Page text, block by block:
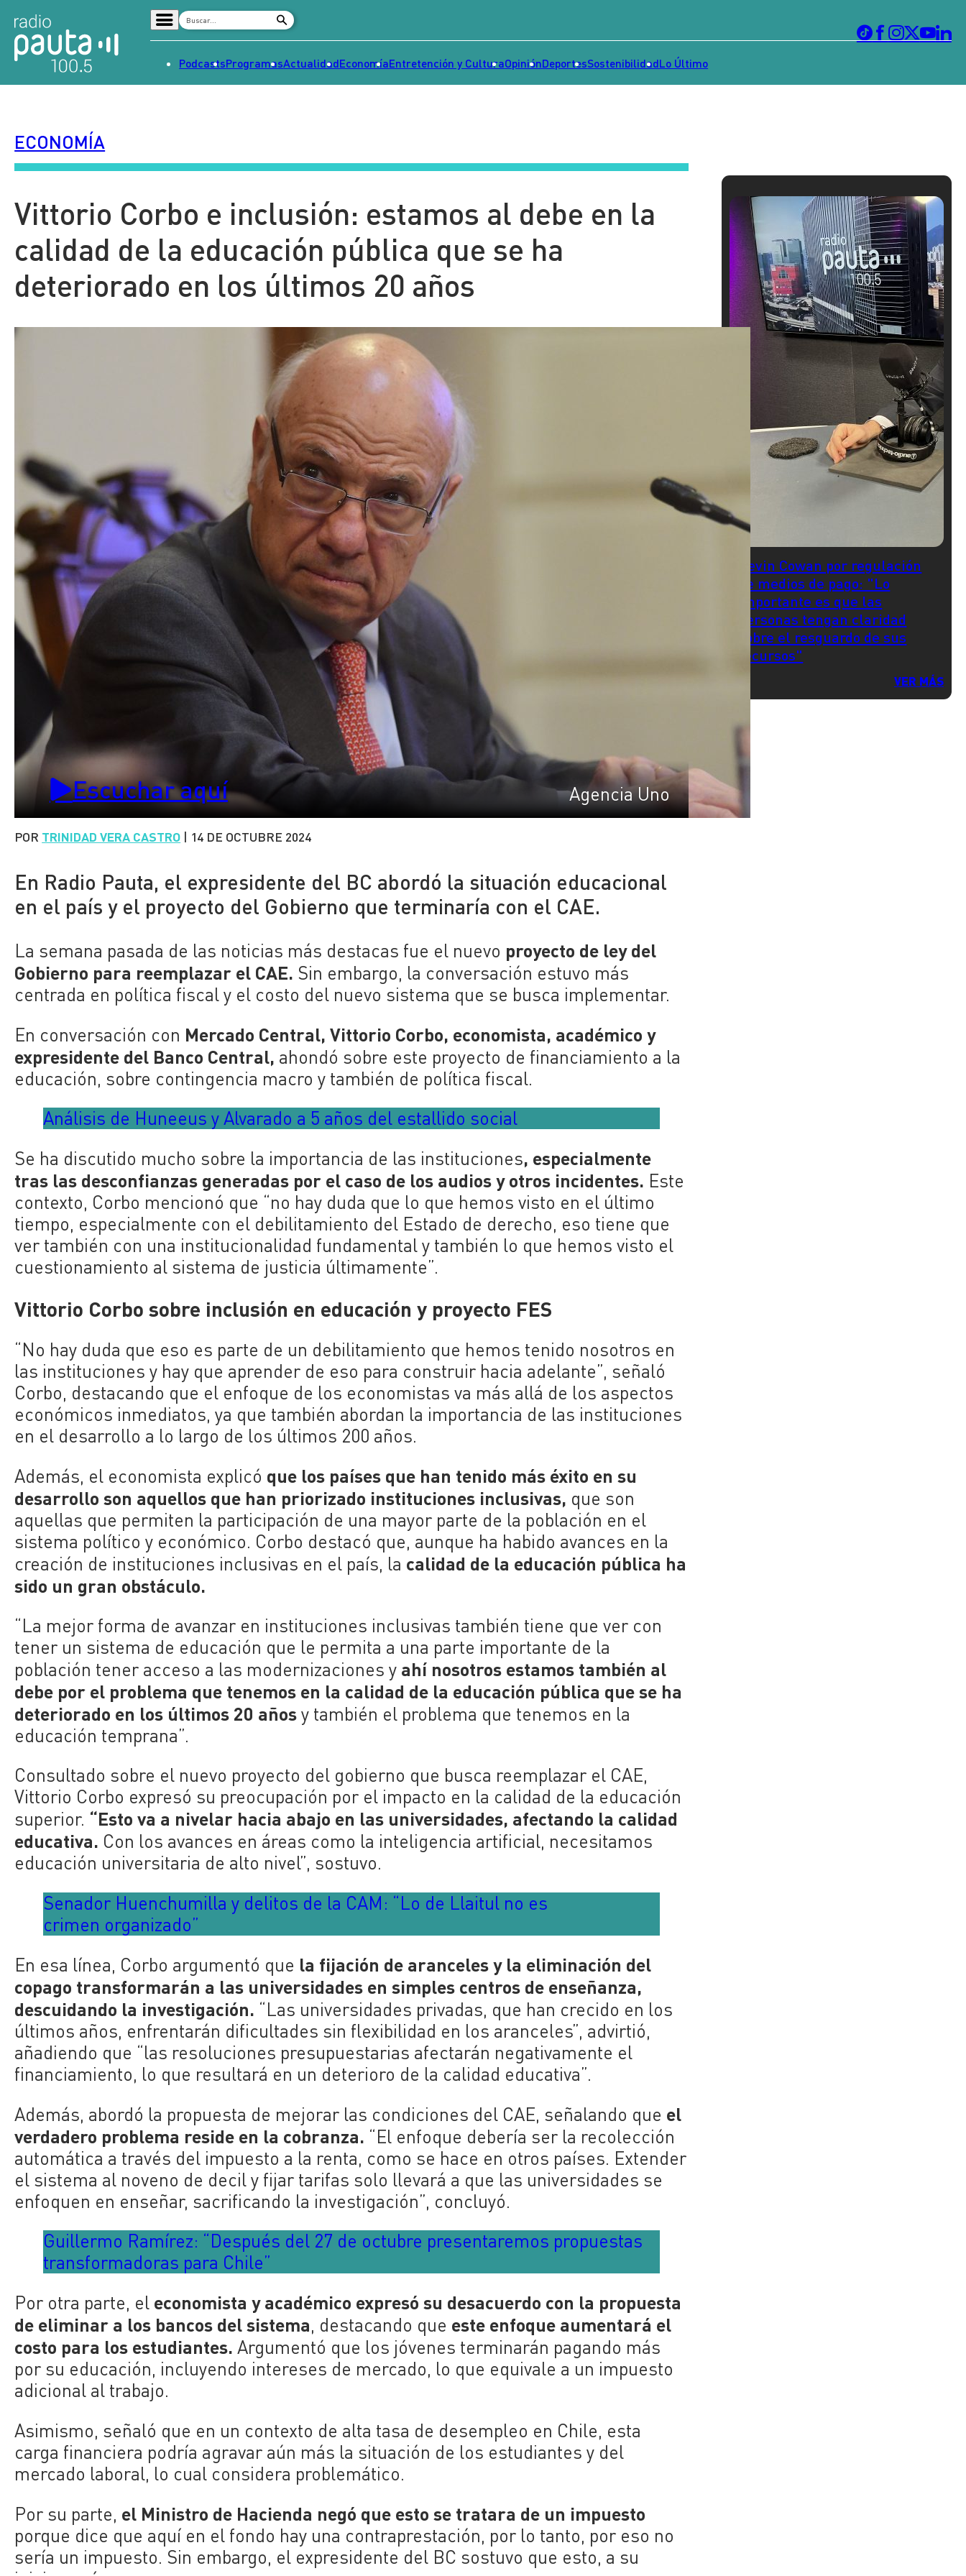
Señal 2
Tendencias
Contenido Patrocinado
PodcastsProgramasActualidadEconomíaEntretención y CulturaOpiniónDeportesSostenibilidadLo Último
ECONOMÍA
Vittorio Corbo e inclusión: estamos al debe en la
calidad de la educación pública que se ha
deteriorado en los últimos 20 años
Escuchar aquí Agencia Uno
POR TRINIDAD VERA CASTRO | 14 DE OCTUBRE 2024
En Radio Pauta, el expresidente del BC abordó la situación educacional
en el país y el proyecto del Gobierno que terminaría con el CAE.
La semana pasada de las noticias más destacas fue el nuevo proyecto de ley del
Gobierno para reemplazar el CAE. Sin embargo, la conversación estuvo más
centrada en política fiscal y el costo del nuevo sistema que se busca implementar.
En conversación con Mercado Central, Vittorio Corbo, economista, académico y
expresidente del Banco Central, ahondó sobre este proyecto de financiamiento a la
educación, sobre contingencia macro y también de política fiscal.
Análisis de Huneeus y Alvarado a 5 años del estallido social
Se ha discutido mucho sobre la importancia de las instituciones, especialmente
tras las desconfianzas generadas por el caso de los audios y otros incidentes. Este
contexto, Corbo mencionó que “no hay duda que lo que hemos visto en el último
tiempo, especialmente con el debilitamiento del Estado de derecho, eso tiene que
ver también con una institucionalidad fundamental y también lo que hemos visto el
cuestionamiento al sistema de justicia últimamente”.
Vittorio Corbo sobre inclusión en educación y proyecto FES
“No hay duda que eso es parte de un debilitamiento que hemos tenido nosotros en
las instituciones y hay que aprender de eso para construir hacia adelante”, señaló
Corbo, destacando que el enfoque de los economistas va más allá de los aspectos
económicos inmediatos, ya que también abordan la importancia de las instituciones
en el desarrollo a lo largo de los últimos 200 años.
Además, el economista explicó que los países que han tenido más éxito en su
desarrollo son aquellos que han priorizado instituciones inclusivas, que son
aquellas que permiten la participación de una mayor parte de la población en el
sistema político y económico. Corbo destacó que, aunque ha habido avances en la
creación de instituciones inclusivas en el país, la calidad de la educación pública ha
sido un gran obstáculo.
“La mejor forma de avanzar en instituciones inclusivas también tiene que ver con
tener un sistema de educación que le permita a una parte importante de la
población tener acceso a las modernizaciones y ahí nosotros estamos también al
debe por el problema que tenemos en la calidad de la educación pública que se ha
deteriorado en los últimos 20 añosy también el problema que tenemos en la
educación temprana”.
Consultado sobre el nuevo proyecto del gobierno que busca reemplazar el CAE,
Vittorio Corbo expresó su preocupación por el impacto en la calidad de la educación
superior. “Esto va a nivelar hacia abajo en las universidades, afectando la calidad
educativa. Con los avances en áreas como la inteligencia artificial, necesitamos
educación universitaria de alto nivel”, sostuvo.
Senador Huenchumilla y delitos de la CAM: “Lo de Llaitul no es
crimen organizado”
En esa línea, Corbo argumentó que la fijación de aranceles y la eliminación del
copago transformarán a las universidades en simples centros de enseñanza,
descuidando la investigación. “Las universidades privadas, que han crecido en los
últimos años, enfrentarán dificultades sin flexibilidad en los aranceles”, advirtió,
añadiendo que “las resoluciones presupuestarias afectarán negativamente el
financiamiento, lo que resultará en un deterioro de la calidad educativa”.
Además, abordó la propuesta de mejorar las condiciones del CAE, señalando que el
verdadero problema reside en la cobranza. “El enfoque debería ser la recolección
automática a través del impuesto a la renta, como se hace en otros países. Extender
el sistema al noveno de decil y fijar tarifas solo llevará a que las universidades se
enfoquen en enseñar, sacrificando la investigación”, concluyó.
Guillermo Ramírez: “Después del 27 de octubre presentaremos propuestas
transformadoras para Chile”
Por otra parte, el economista y académico expresó su desacuerdo con la propuesta
de eliminar a los bancos del sistema, destacando que este enfoque aumentará el
costo para los estudiantes. Argumentó que los jóvenes terminarán pagando más
por su educación, incluyendo intereses de mercado, lo que equivale a un impuesto
adicional al trabajo.
Asimismo, señaló que en un contexto de alta tasa de desempleo en Chile, esta
carga financiera podría agravar aún más la situación de los estudiantes y del
mercado laboral, lo cual considera problemático.
Por su parte, el Ministro de Hacienda negó que esto se tratara de un impuesto
porque dice que aquí en el fondo hay una contraprestación, por lo tanto, por eso no
sería un impuesto. Sin embargo, el expresidente del BC sostuvo que esto, a su
Kevin Cowan por regulación
de medios de pago: "Lo
importante es que las
personas tengan claridad
sobre el resguardo de sus
recursos"
VER MÁS